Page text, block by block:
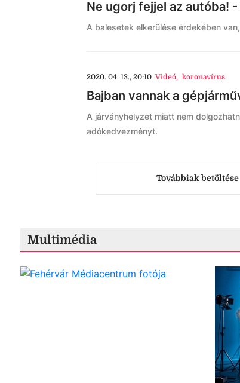
Ne ugorj fejjel az autóba!
A balesetek elkerülése érdekében
2020. 04. 13., 20:10 Videó, koronavírus
Bajban vannak a
A járványhelyzet miatt nem
adókedvezményt.
Továbbiak betöltése
Multimédia